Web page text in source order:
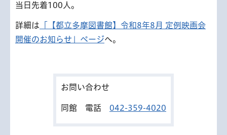
当日先着100人。
詳細は 「【都立多摩図書館】令和8年8月 定例映画会
開催のお知らせ」ページへ。
お問い合わせ
同館 電話 042-359-4020